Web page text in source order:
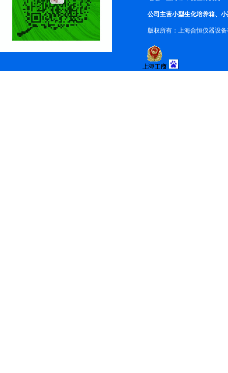
公司主营小型生化培养箱、
版权所有：上海合恒仪器设